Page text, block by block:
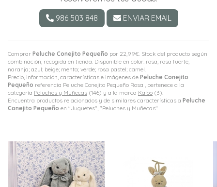
Comprar Peluche Conejito Pequeño por 22,99€ . Stock del producto según
combinación, recogida en tienda. Disponible en color: rosa; rosa fuerte;
naranja; azul; beige; menta; verde; rosa pastel; camel.
Precio, información, características e imágenes de Peluche Conejito
Pequeño referencia Peluche Conejito Pequeño Rosa , pertenece a la
categoría Peluches y Muñecas (146) y a la marca Kaloo (3).
Encuentra productos relacionados y de similares características a Peluche
Conejito Pequeño en "Juguetes", "Peluches y Muñecas".
986 503 848 ENVIAR EMAIL